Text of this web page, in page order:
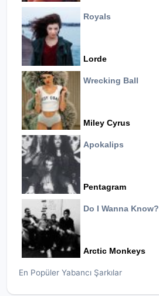
Royals
Lorde
Wrecking Ball
Miley Cyrus
Apokalips
Pentagram
Do I Wanna Know?
Arctic Monkeys
En Popüler Yabancı Şarkılar